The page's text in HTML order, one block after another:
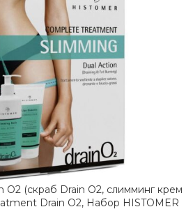
O2 (скраб Drain O2, слимминг крем
Drain O2, Набор HISTOMER